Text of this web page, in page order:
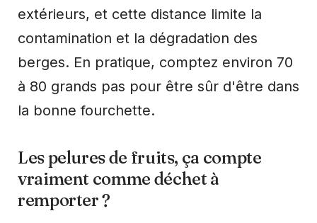
extérieurs, et cette distance limite la
contamination et la dégradation des
berges. En pratique, comptez environ 70
à 80 grands pas pour être sûr d'être dans
la bonne fourchette.
Les pelures de fruits, ça compte
vraiment comme déchet à
remporter ?